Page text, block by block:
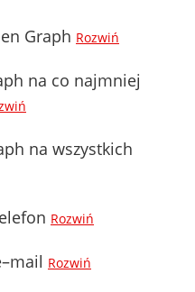
Graph Rozwiń
na co najmniej
na wszystkich
Rozwiń
Rozwiń